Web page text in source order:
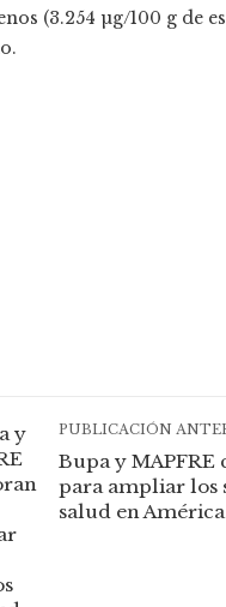
(3.254 µg/100 g de
PUBLICACIÓN
Bupa y MAPFRE
para ampliar los
salud en